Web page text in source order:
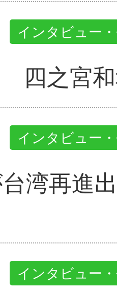
インタビュー
四之宮
インタビュー
台湾再進
インタビュー